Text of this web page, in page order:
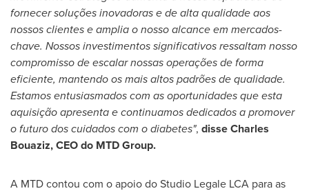
fornecer soluções inovadoras e de alta qualidade aos
nossos clientes e amplia o nosso alcance em mercados-
chave. Nossos investimentos significativos ressaltam nosso
compromisso de escalar nossas operações de forma
eficiente, mantendo os mais altos padrões de qualidade.
Estamos entusiasmados com as oportunidades que esta
aquisição apresenta e continuamos dedicados a promover
o futuro dos cuidados com o diabetes", disseCharles
Bouaziz, CEO do MTD Group.
A MTD contou com o apoio do Studio Legale LCA para as